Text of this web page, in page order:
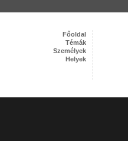
Főoldal
Témák
Személyek
Helyek